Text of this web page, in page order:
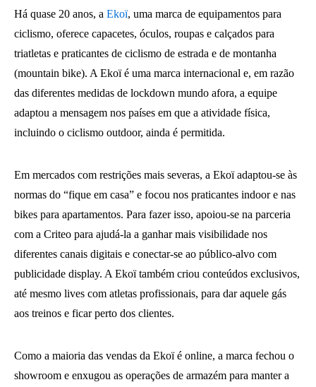
Há quase 20 anos, a Ekoï, uma marca de equipamentos para
ciclismo, oferece capacetes, óculos, roupas e calçados para
triatletas e praticantes de ciclismo de estrada e de montanha
(mountain bike). A Ekoï é uma marca internacional e, em razão
das diferentes medidas de lockdown mundo afora, a equipe
adaptou a mensagem nos países em que a atividade física,
incluindo o ciclismo outdoor, ainda é permitida.
Em mercados com restrições mais severas, a Ekoï adaptou-se às
normas do “fique em casa” e focou nos praticantes indoor e nas
bikes para apartamentos. Para fazer isso, apoiou-se na parceria
com a Criteo para ajudá-la a ganhar mais visibilidade nos
diferentes canais digitais e conectar-se ao público-alvo com
publicidade display. A Ekoï também criou conteúdos exclusivos,
até mesmo lives com atletas profissionais, para dar aquele gás
aos treinos e ficar perto dos clientes.
Como a maioria das vendas da Ekoï é online, a marca fechou o
showroom e enxugou as operações de armazém para manter a